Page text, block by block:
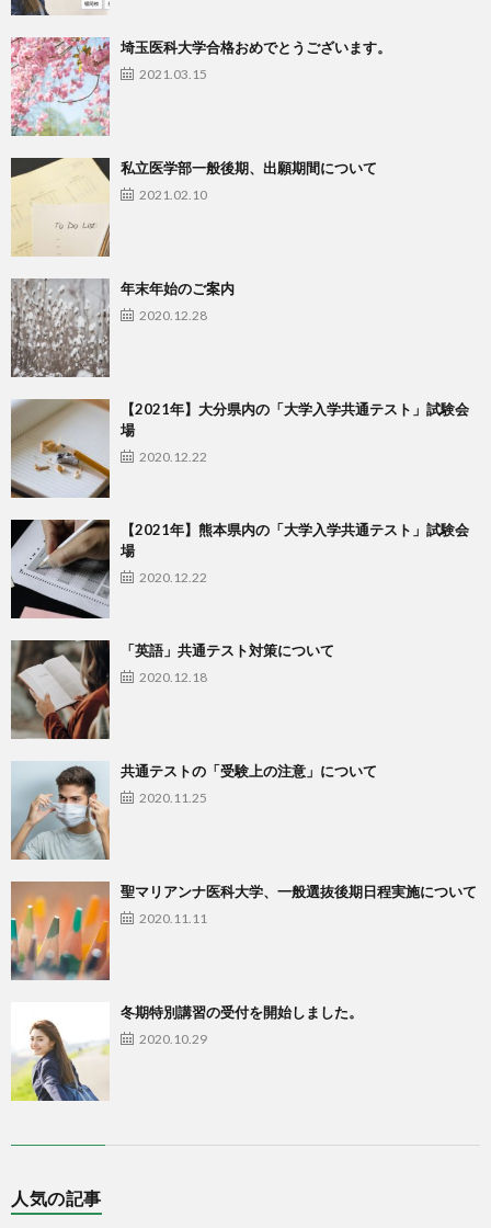
埼玉医科大学合格おめでとうございます。
2021.03.15
私立医学部一般後期、出願期間について
2021.02.10
年末年始のご案内
2020.12.28
【2021年】大分県内の「大学入学共通テスト」試験会
場
2020.12.22
【2021年】熊本県内の「大学入学共通テスト」試験会
場
2020.12.22
「英語」共通テスト対策について
2020.12.18
共通テストの「受験上の注意」について
2020.11.25
聖マリアンナ医科大学、一般選抜後期日程実施について
2020.11.11
冬期特別講習の受付を開始しました。
2020.10.29
人気の記事